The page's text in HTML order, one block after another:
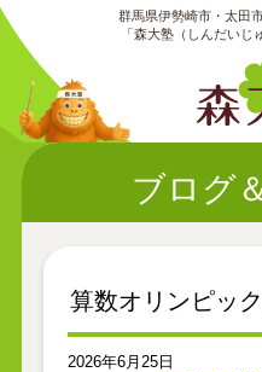
群馬県伊勢崎市・太田
「森大塾（しんだいじ
ブログ
算数オリンピッ
2026年6月25日